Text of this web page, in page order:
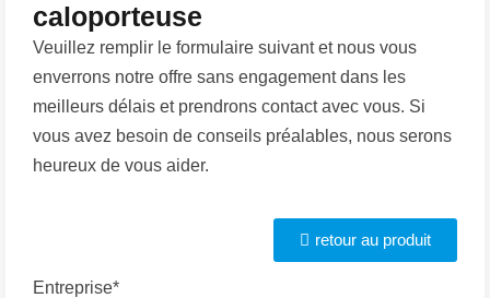
caloporteuse
Veuillez remplir le formulaire suivant et nous vous
enverrons notre offre sans engagement dans les
meilleurs délais et prendrons contact avec vous. Si
vous avez besoin de conseils préalables, nous serons
heureux de vous aider.
retour au produit
Entreprise*